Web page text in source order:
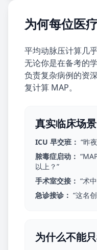
为何每位医
平均动脉压计算几
无论你是在备考的
负责复杂病例的资
复计算 MAP。
真实临床场景
ICU 早交班： “昨
脓毒症启动：
以上？”
手术室交接： “术
急诊接诊： “这名
为什么不能